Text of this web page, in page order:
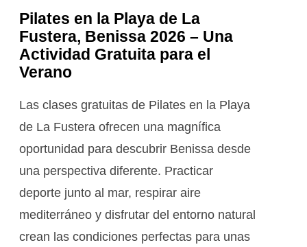
Pilates en la Playa de La
Fustera, Benissa 2026 – Una
Actividad Gratuita para el
Verano
Las clases gratuitas de Pilates en la Playa
de La Fustera ofrecen una magnífica
oportunidad para descubrir Benissa desde
una perspectiva diferente. Practicar
deporte junto al mar, respirar aire
mediterráneo y disfrutar del entorno natural
crean las condiciones perfectas para unas